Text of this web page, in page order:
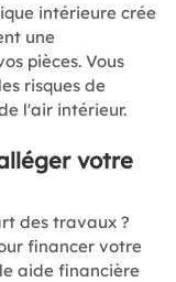
intérieure crée
une
pièces. Vous
risques de
l'air intérieur.
votre
des travaux ?
financer votre
aide financière